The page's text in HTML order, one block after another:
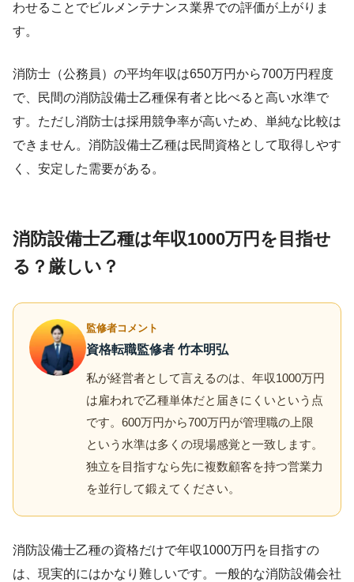
わせることでビルメンテナンス業界での評価が上がりま
す。
消防士（公務員）の平均年収は650万円から700万円程度
で、民間の消防設備士乙種保有者と比べると高い水準で
す。ただし消防士は採用競争率が高いため、単純な比較は
できません。消防設備士乙種は民間資格として取得しやす
く、安定した需要がある。
消防設備士乙種は年収1000万円を目指せ
る？厳しい？
監修者コメント
資格転職監修者 竹本明弘
私が経営者として言えるのは、年収1000万円
は雇われで乙種単体だと届きにくいという点
です。600万円から700万円が管理職の上限
という水準は多くの現場感覚と一致します。
独立を目指すなら先に複数顧客を持つ営業力
を並行して鍛えてください。
消防設備士乙種の資格だけで年収1000万円を目指すの
は、現実的にはかなり難しいです。一般的な消防設備会社